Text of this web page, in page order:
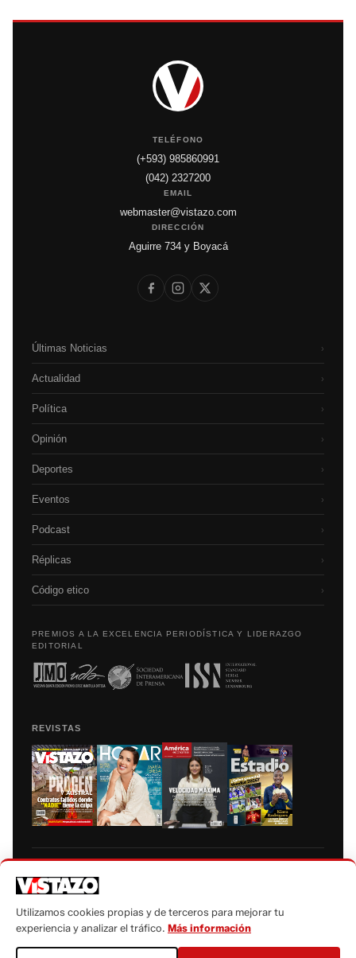
TELÉFONO
(+593) 985860991
(042) 2327200
EMAIL
webmaster@vistazo.com
DIRECCIÓN
Aguirre 734 y Boyacá
Últimas Noticias ›
Actualidad ›
Política ›
Opinión ›
Deportes ›
Eventos ›
Podcast ›
Réplicas ›
Código etico ›
PREMIOS A LA EXCELENCIA PERIODÍSTICA Y LIDERAZGO
EDITORIAL
REVISTAS
autorización escrita de su titular, de todos los contenidos de Vistazo.com.
Utilizamos cookies propias y de terceros para mejorar tu
experiencia y analizar el tráfico. Más información